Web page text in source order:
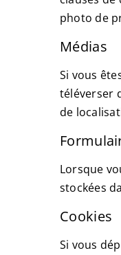
photo de
Médias
Si vous
téléverser
de
Lorsque
stockées
Cookies
Si vous